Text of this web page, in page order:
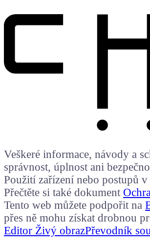
Veškeré informace, návody a
správnost, úplnost ani
Použití zařízení nebo postupů
Přečtěte si také dokument
Tento web můžete podpořit na
přes ně mohu získat drobnou
Editor Živý obrazPřevodník